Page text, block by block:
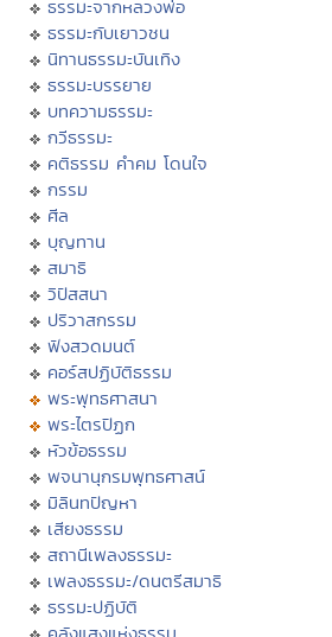
ธรรมะจากหลวงพ่อ
ธรรมะกับเยาวชน
นิทานธรรมะบันเทิง
ธรรมะบรรยาย
บทความธรรมะ
กวีธรรมะ
คติธรรม คำคม โดนใจ
กรรม
ศีล
บุญทาน
สมาธิ
วิปัสสนา
ปริวาสกรรม
ฟังสวดมนต์
คอร์สปฏิบัติธรรม
พระพุทธศาสนา
พระไตรปิฏก
หัวข้อธรรม
พจนานุกรมพุทธศาสน์
มิลินทปัญหา
เสียงธรรม
สถานีเพลงธรรมะ
เพลงธรรมะ/ดนตรีสมาธิ
ธรรมะปฏิบัติ